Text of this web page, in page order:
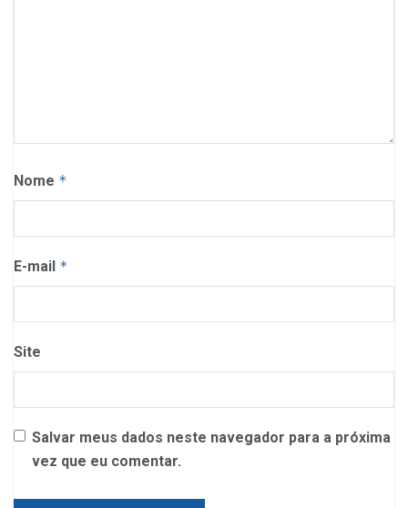
Nome *
E-mail *
Site
Salvar meus dados neste navegador para a próxima
vez que eu comentar.